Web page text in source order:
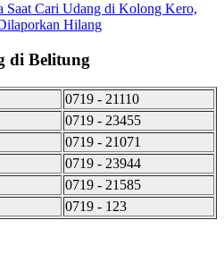
Saat Cari Udang di Kolong Kero,
Hilang
di Belitung
0719 - 21110
0719 - 23455
0719 - 21071
0719 - 23944
0719 - 21585
0719 - 123